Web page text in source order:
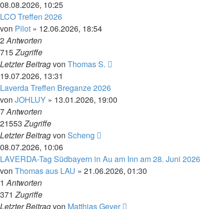
08.08.2026, 10:25
LCO Treffen 2026
von Pilot » 12.06.2026, 18:54
2Antworten
715Zugriffe
Letzter Beitragvon Thomas S.
19.07.2026, 13:31
Laverda Treffen Breganze 2026
von JOHLUY » 13.01.2026, 19:00
7Antworten
21553Zugriffe
Letzter Beitragvon Scheng
08.07.2026, 10:06
LAVERDA-Tag Südbayern in Au am Inn am 28. Juni 2026
von Thomas aus LAU » 21.06.2026, 01:30
1Antworten
371Zugriffe
Letzter Beitragvon Matthias Geyer